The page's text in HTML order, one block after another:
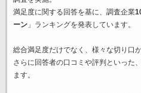
満足度に関する回答を基に、調査企業
ーン」ランキングを発表しています。
総合満足度だけでなく、様々な切り口
さらに回答者の口コミや評判といった
ます。